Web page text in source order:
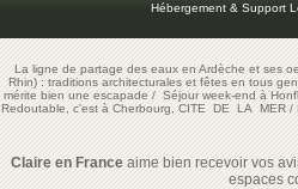
Hébergement & Support
La ligne de partage des eaux en Ardèche et ses
Rhin) : traditions architecturales et fêtes en tous
mérite bien une escapade/Séjour week-end à
Redoutable, c'est à Cherbourg, CITE DE LA MER/
Claire en Franceaime bien recevoir vos
espaces